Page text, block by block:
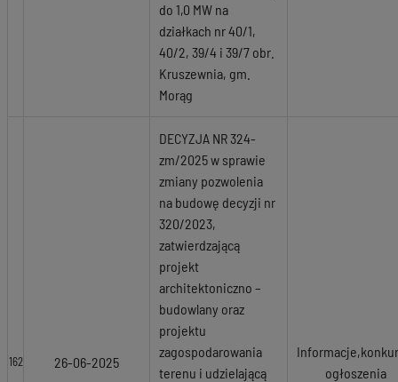
do 1,0 MW na
działkach nr 40/1,
40/2, 39/4 i 39/7 obr.
Kruszewnia, gm.
Morąg
162 26-06-2025
DECYZJA NR 324-
zm/2025 w sprawie
zmiany pozwolenia
na budowę decyzji nr
320/2023,
zatwierdzającą
projekt
architektoniczno –
budowlany oraz
projektu
zagospodarowania
terenu i udzielającą
ogłoszenia